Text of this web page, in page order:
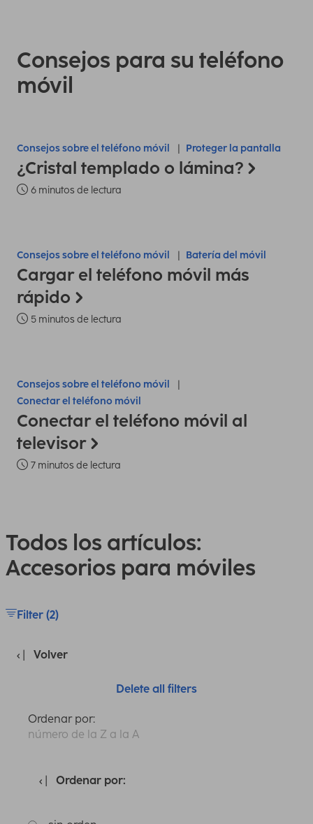
Consejos para su teléfono
móvil
Consejos sobre el teléfono móvil Proteger la pantalla
¿Cristal templado o lámina?
6 minutos de lectura
Consejos sobre el teléfono móvil Batería del móvil
Cargar el teléfono móvil más
rápido
5 minutos de lectura
Consejos sobre el teléfono móvil
Conectar el teléfono móvil
Conectar el teléfono móvil al
televisor
7 minutos de lectura
Todos los artículos:
Accesorios para móviles
Filter (2)
Volver
Delete all filters
Ordenar por:
número de la Z a la A
Ordenar por: